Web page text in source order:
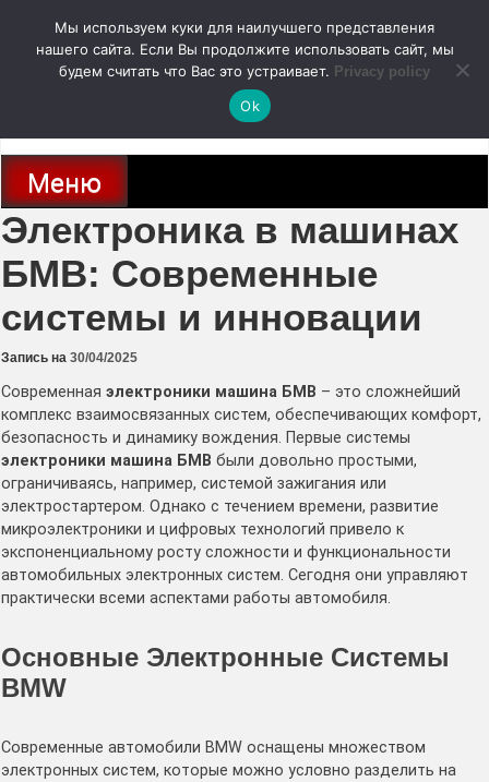
содержимому
autodoc24.ru
Новости про современные автомобили и не только, новинки зарубежного
и отечественного автопрома
Меню
Электроника в машинах
БМВ: Современные
системы и инновации
Запись на 30/04/2025
Современная электроники машина БМВ – это сложнейший
комплекс взаимосвязанных систем, обеспечивающих комфорт,
безопасность и динамику вождения. Первые системы
электроники машина БМВ были довольно простыми,
ограничиваясь, например, системой зажигания или
электростартером. Однако с течением времени, развитие
микроэлектроники и цифровых технологий привело к
экспоненциальному росту сложности и функциональности
автомобильных электронных систем. Сегодня они управляют
практически всеми аспектами работы автомобиля.
Основные Электронные Системы
BMW
Современные автомобили BMW оснащены множеством
электронных систем, которые можно условно разделить на
Мы используем куки для наилучшего представления
нашего сайта. Если Вы продолжите использовать сайт, мы
будем считать что Вас это устраивает. Privacy policy
Ok